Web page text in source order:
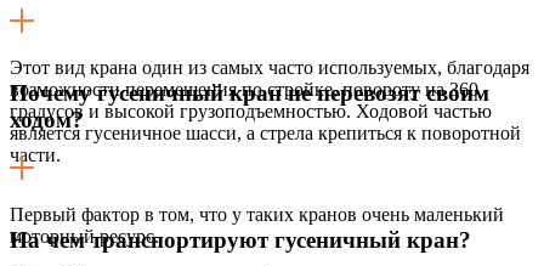
Этот вид крана один из самых часто используемых, благодаря
возможности перемещения по стройке, повороту на 360
градусов и высокой грузоподъемностью. Ходовой частью
является гусеничное шасси, а стрела крепиться к поворотной
части.
Почему гусеничный кран не перевозят своим
ходом?
Первый фактор в том, что у таких кранов очень маленький
моторный ресурс.
На чем транспортируют гусеничный кран?